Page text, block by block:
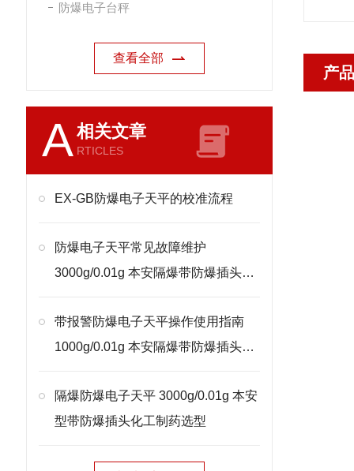
防爆电子台秤
查看全部
A相关文章
RTICLES
EX-GB防爆电子天平的校准流程
防爆电子天平常见故障维护
3000g/0.01g 本安隔爆带防爆插头处
带报警防爆电子天平操作使用指南
1000g/0.01g 本安隔爆带防爆插头校
隔爆防爆电子天平 3000g/0.01g 本安
型带防爆插头化工制药选型
产